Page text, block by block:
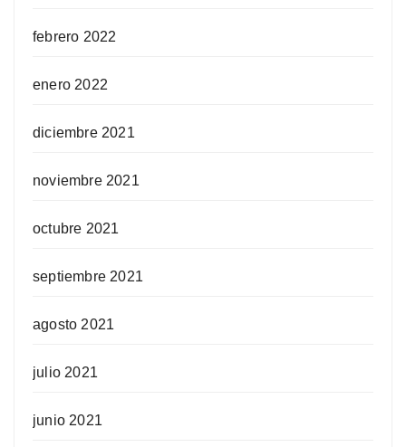
febrero 2022
enero 2022
diciembre 2021
noviembre 2021
octubre 2021
septiembre 2021
agosto 2021
julio 2021
junio 2021